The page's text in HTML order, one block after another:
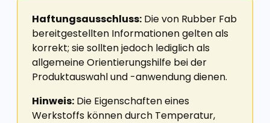
Haftungsausschluss: Die von Rubber Fab
bereitgestellten Informationen gelten als
korrekt; sie sollten jedoch lediglich als
allgemeine Orientierungshilfe bei der
Produktauswahl und -anwendung dienen.
Hinweis: Die Eigenschaften eines
Werkstoffs können durch Temperatur,